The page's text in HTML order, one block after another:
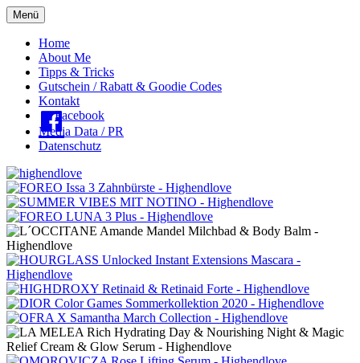
Menü
Oberes
Menü
Home
About Me
Tipps & Tricks
Gutschein / Rabatt & Goodie Codes
Kontakt
Facebook
Media Data / PR
Datenschutz